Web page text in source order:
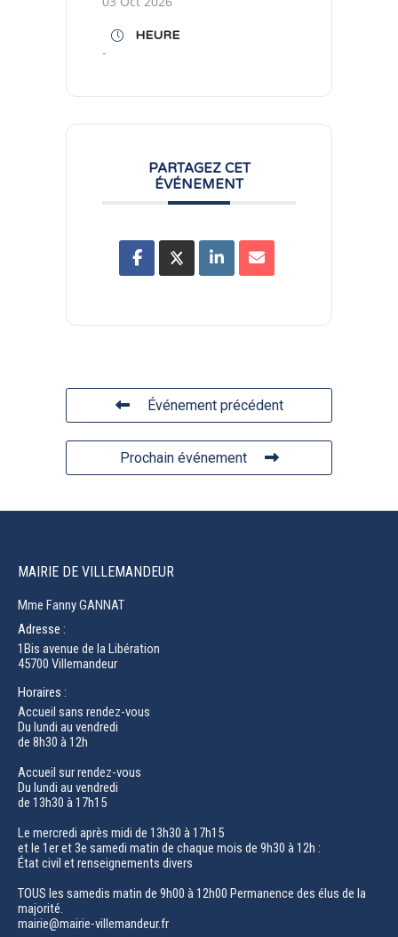
HEURE
-
PARTAGEZ CET
ÉVÉNEMENT
Événement précédent
Prochain événement
MAIRIE DE VILLEMANDEUR
Mme Fanny GANNAT
Adresse :
1Bis avenue de la Libération
45700 Villemandeur
Horaires :
Accueil sans rendez-vous
Du lundi au vendredi
de 8h30 à 12h
Accueil sur rendez-vous
Du lundi au vendredi
de 13h30 à 17h15
Le mercredi après midi de 13h30 à 17h15
et le 1er et 3e samedi matin de chaque mois de 9h30 à 12h :
État civil et renseignements divers
TOUS les samedis matin de 9h00 à 12h00 Permanence des élus de la
majorité.
mairie@mairie-villemandeur.fr